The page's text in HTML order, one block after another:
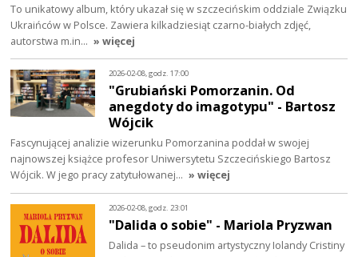
To unikatowy album, który ukazał się w szczecińskim oddziale Związku
Ukraińców w Polsce. Zawiera kilkadziesiąt czarno-białych zdjęć,
autorstwa m.in… » więcej
2026-02-08, godz. 17:00
"Grubiański Pomorzanin. Od
anegdoty do imagotypu" - Bartosz
Wójcik
Fascynującej analizie wizerunku Pomorzanina poddał w swojej
najnowszej książce profesor Uniwersytetu Szczecińskiego Bartosz
Wójcik. W jego pracy zatytułowanej… » więcej
2026-02-08, godz. 23:01
"Dalida o sobie" - Mariola Pryzwan
Dalida – to pseudonim artystyczny Iolandy Cristiny